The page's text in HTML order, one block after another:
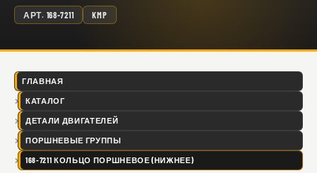
АРТ. 168-7211 KMP
ГЛАВНАЯ
КАТАЛОГ
ДЕТАЛИ ДВИГАТЕЛЕЙ
ПОРШНЕВЫЕ ГРУППЫ
168-7211 КОЛЬЦО ПОРШНЕВОЕ (НИЖНЕЕ)